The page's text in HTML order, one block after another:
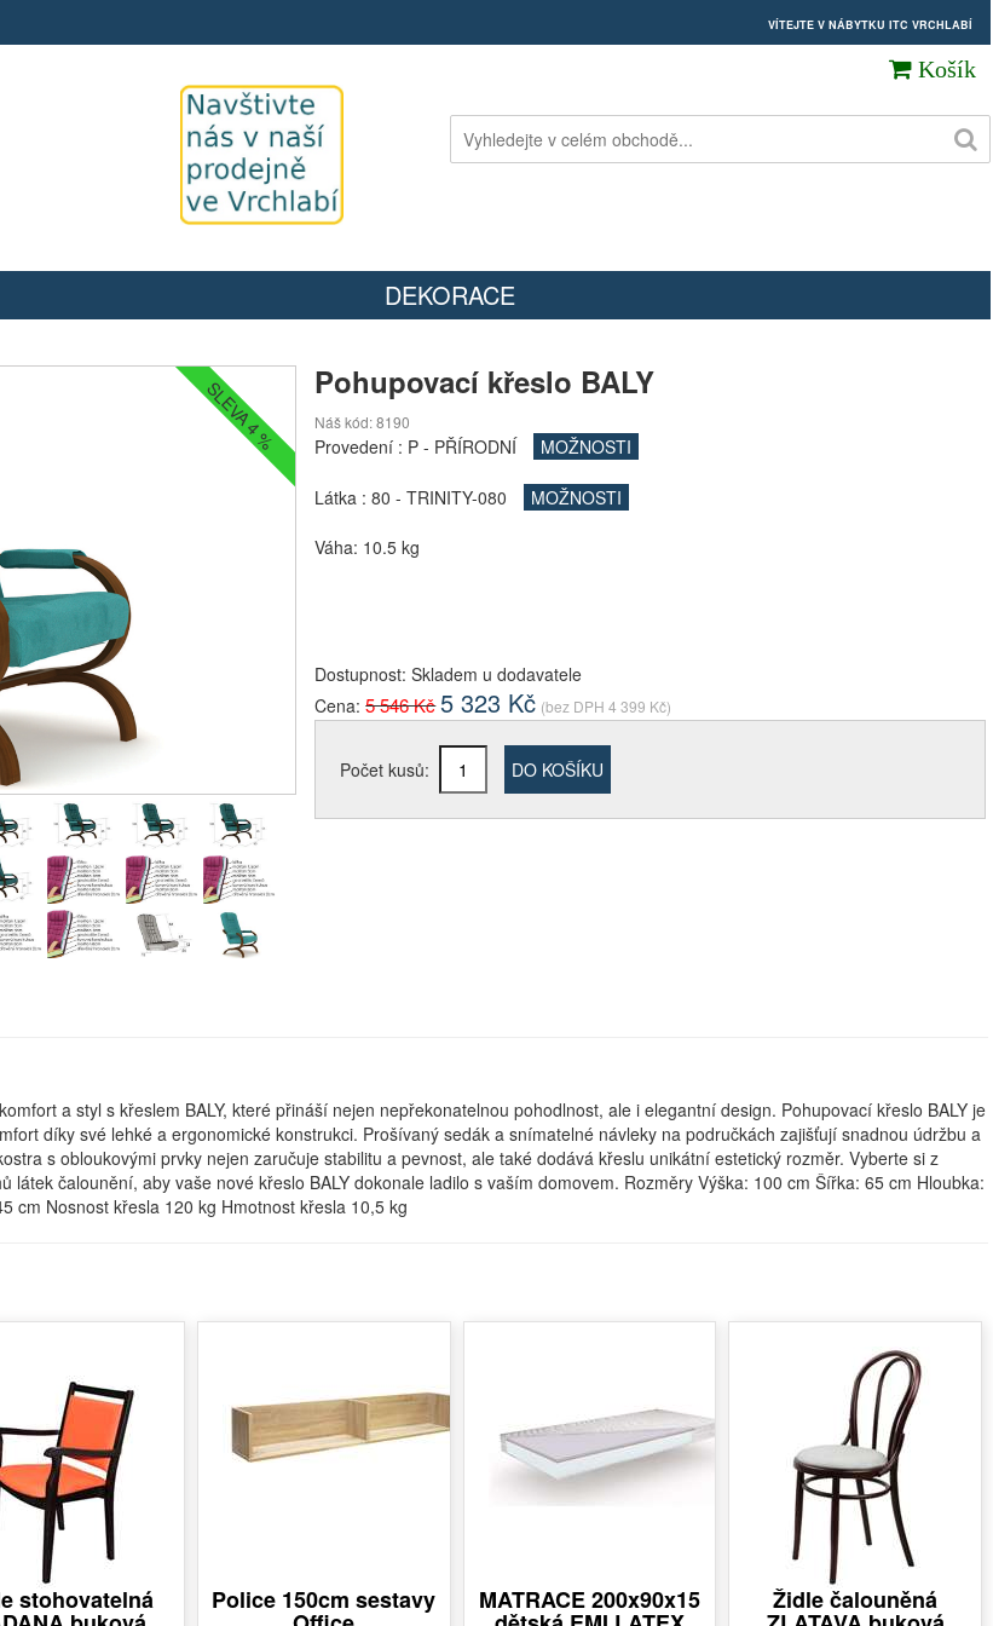
VÍTEJTE V NÁBYTKU ITC VRCHLABÍ
Košík
DEKORACE
SLEVA 4 % Pohupovací křeslo BALY
Náš kód: 8190
Provedení : P - PŘÍRODNÍ MOŽNOSTI
Látka :80 - TRINITY-080 MOŽNOSTI
Váha: 10.5 kg
Dostupnost:Skladem u dodavatele
Cena:5 546 Kč5 323 Kč (bez DPH4 399 Kč)
Počet kusů: DO KOŠÍKU
a styl s křeslem BALY, které přináší nejen nepřekonatelnou pohodlnost, ale i elegantní design. Pohupovací křeslo BALY je
díky své lehké a ergonomické konstrukci. Prošívaný sedák a snímatelné návleky na područkách zajišťují snadnou údržbu a
s obloukovými prvky nejen zaručuje stabilitu a pevnost, ale také dodává křeslu unikátní estetický rozměr. Vyberte si z
látek čalounění, aby vaše nové křeslo BALY dokonale ladilo s vaším domovem. Rozměry Výška: 100 cm Šířka: 65 cm Hloubka:
cm Nosnost křesla 120 kg Hmotnost křesla 10,5 kg
stohovatelná Police 150cm sestavy MATRACE 200x90x15 Židle čalouněná